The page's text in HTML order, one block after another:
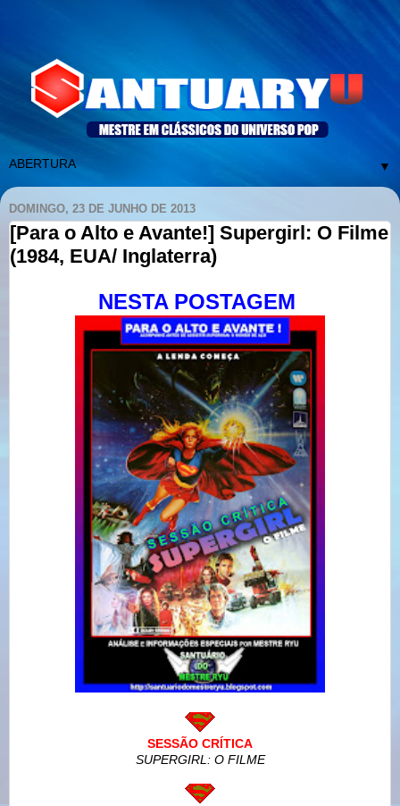
▼
DOMINGO, 23 DE JUNHO DE 2013
[Para o Alto e Avante!] Supergirl: O Filme
(1984, EUA/ Inglaterra)
NESTA POSTAGEM
SESSÃO CRÍTICA
SUPERGIRL: O FILME